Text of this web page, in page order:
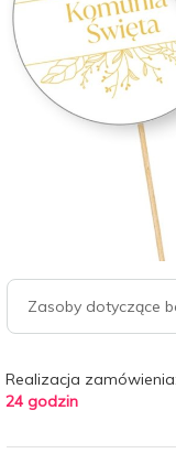
Zasoby dotyczące
Realizacja zamówienia:
24 godzin